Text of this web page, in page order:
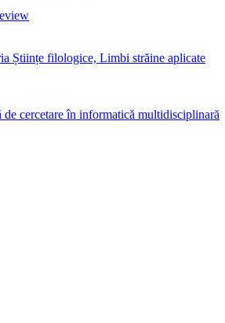
Științe filologice, Limbi străine aplicate
de cercetare în informatică multidisciplinară